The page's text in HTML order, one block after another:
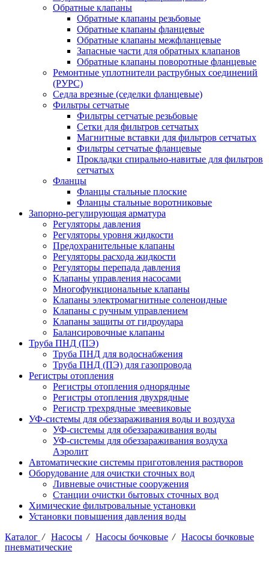
Обратные клапаны
Обратные клапаны резьбовые
Обратные клапаны фланцевые
Обратные клапаны межфланцевые
Запасные части для обратных клапанов
Обратные клапаны поворотные фланцевые
Ремонтные уплотнители раструбных соединений
(РУРС)
Седла врезные (седелки фланцевые)
Фильтры сетчатые
Фильтры сетчатые резьбовые
Сетки для фильтров сетчатых
Магнитные вставки для фильтров сетчатых
Фильтры сетчатые фланцевые
Прокладки спирально-навитые для фильтров
сетчатых
Фланцы
Фланцы стальные плоские
Фланцы стальные воротниковые
Запорно-регулирующая арматура
Регуляторы давления
Регуляторы уровня жидкости
Предохранительные клапаны
Регуляторы расхода жидкости
Регуляторы перепада давления
Клапаны управления насосами
Многофункциональные клапаны
Клапаны электромагнитные соленоидные
Клапаны с ручным управлением
Клапаны защиты от гидроудара
Балансировочные клапаны
Труба ПНД (ПЭ)
Труба ПНД для водоснабжения
Труба ПНД (ПЭ) для газопровода
Регистры отопления
Регистры отопления однорядные
Регистры отопления двухрядные
Регистр трехрядные змеевиковые
УФ-системы для обеззараживания воды и воздуха
УФ-системы для обеззараживания воды
УФ-системы для обеззараживания воздуха
Аэролит
Автоматические системы приготовления растворов
Оборудование для очистки сточных вод
Ливневые очистные сооружения
Станции очистки бытовых сточных вод
Химические фильтровальные установки
Установки повышения давления воды
Каталог / Насосы / Насосы бочковые / Насосы бочковые
пневматические